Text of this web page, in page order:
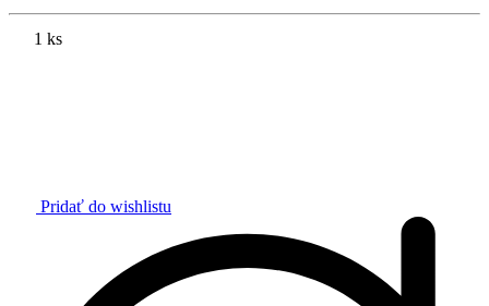
1 ks
Pridať do wishlistu